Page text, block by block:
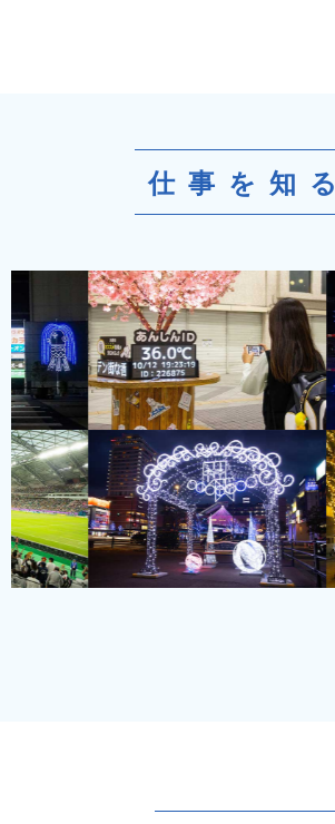
仕事を知る